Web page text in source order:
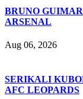
BRUNO
ARSENAL
Aug 06, 2026
SERIKALI
AFC LEOPARDS